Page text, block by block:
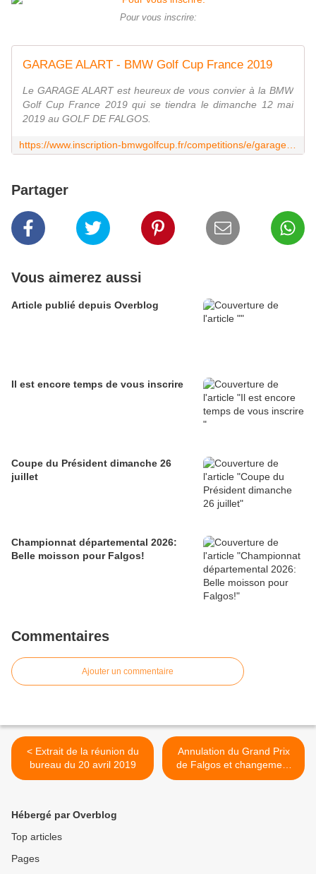
Pour vous inscrire:
GARAGE ALART - BMW Golf Cup France 2019
Le GARAGE ALART est heureux de vous convier à la BMW
Golf Cup France 2019 qui se tiendra le dimanche 12 mai
2019 au GOLF DE FALGOS.
Partager
Vous aimerez aussi
Article publié depuis Overblog
Il est encore temps de vous inscrire
Coupe du Président dimanche 26
juillet
Championnat départemental 2026:
Belle moisson pour Falgos!
Commentaires
Ajouter un commentaire
< Extrait de la réunion du
bureau du 20 avril 2019
Annulation du Grand Prix
de Falgos et changement
de date du ProShop >
Hébergé par Overblog
Top articles
Pages